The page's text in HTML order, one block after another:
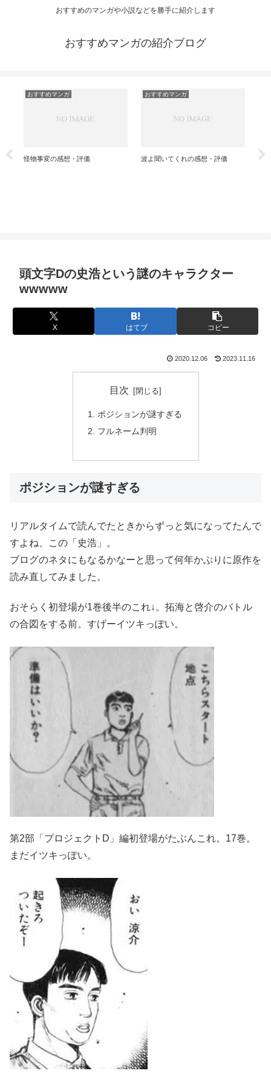
おすすめのマンガや小説などを勝手に紹介します
おすすめマンガの紹介ブログ
・評価
おすすめマンガ おすすめマンガ
頭文字Dの史浩という謎のキャラクター
wwwww
X はてブ コピー
2020.12.06 2023.11.16
目次
ポジションが謎すぎる
フルネーム判明
ポジションが謎すぎる
リアルタイムで読んでたときからずっと気になってたんで
すよね、この「史浩」。
ブログのネタにもなるかなーと思って何年かぶりに原作を
読み直してみました。
おそらく初登場が1巻後半のこれ↓。拓海と啓介のバトル
の合図をする前。すげーイツキっぽい。
第2部「プロジェクトD」編初登場がたぶんこれ。17巻。
まだイツキっぽい。